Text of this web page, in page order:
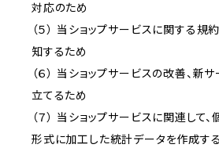
対応のため
（５） 当ショップサービスに関する
知するため
（６） 当ショップサービスの改善、新
立てるため
（７） 当ショップサービスに関連して
形式に加工した統計データを作成す